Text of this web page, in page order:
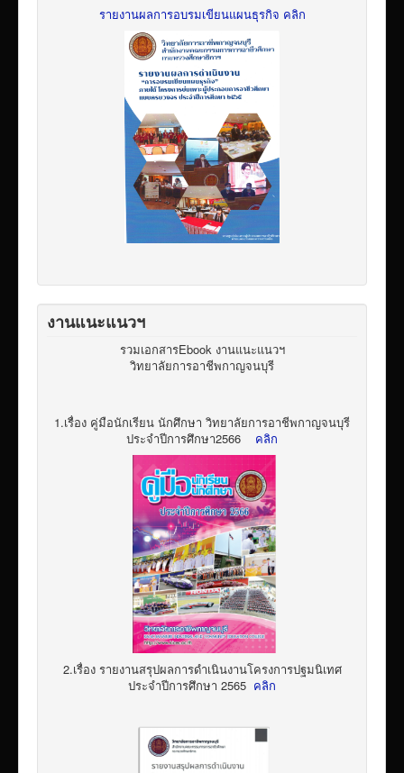
รายงานผลการอบรมเขียนแผนธุรกิจ คลิก
งานแนะแนวฯ
รวมเอกสารEbook งานแนะแนวฯ
วิทยาลัยการอาชีพกาญจนบุรี
1.เรื่อง คู่มือนักเรียน นักศึกษา วิทยาลัยการอาชีพกาญจนบุรี
ประจำปีการศึกษา2566
คลิก
2.เรื่อง รายงานสรุปผลการดำเนินงานโครงการปฐมนิเทศ
ประจำปีการศึกษา 2565 คลิก